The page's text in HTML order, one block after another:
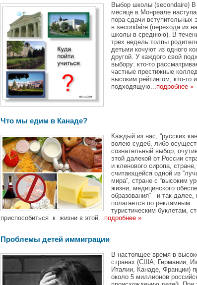
Выбор школы (secondaire) В
месяце в Монреале
пора сдачи вступительных
в secondaire (перехода из
школы в среднюю). В
трех недель толпы
детьми кочуют из одного
другой. У каждого свой
выбору: кто-то
частные престижные
высоким рейтингом, кто-то
подходящую... подробнее »
Что мы едим в Канаде?
Каждый из нас, “русских
волею судеб, либо
сознательный выбор,
этой далекой от России
и кленового сиропа, стране,
считающейся одной из
мира”, стране с “высоким
жизни, медицинского
образования” и так далее,
полагается по рекламным
туристическим буклетам,
приспособиться к жизни в этой... подробнее »
Проблемы детей иммиграции
В настоящее время в
странах (США, Германии,
Италии, Канаде, Франции)
около 5 миллионов